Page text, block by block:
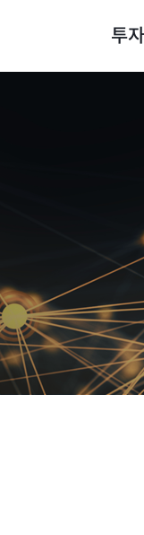
투